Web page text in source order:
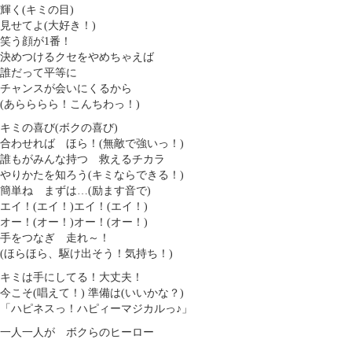
輝く(キミの目)
見せてよ(大好き！)
笑う顔が1番！
決めつけるクセをやめちゃえば
誰だって平等に
チャンスが会いにくるから
(あらららら！こんちわっ！)
キミの喜び(ボクの喜び)
合わせれば ほら！(無敵で強いっ！)
誰もがみんな持つ 救えるチカラ
やりかたを知ろう(キミならできる！)
簡単ね まずは…(励ます音で)
エイ！(エイ！)エイ！(エイ！)
オー！(オー！)オー！(オー！)
手をつなぎ 走れ～！
(ほらほら、駆け出そう！気持ち！)
キミは手にしてる！大丈夫！
今こそ(唱えて！) 準備は(いいかな？)
「ハピネスっ！ハピィーマジカルっ♪」
一人一人が ボクらのヒーロー